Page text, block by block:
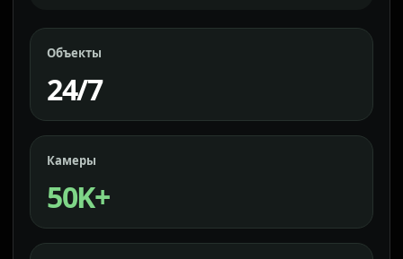
Объекты
24/7
Камеры
50K+